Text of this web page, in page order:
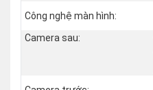
Công nghệ màn hình:
Camera sau: